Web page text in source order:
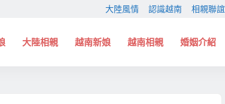
大陸風情 認識越南 相親聯誼
大陸相親 越南新娘 越南相親 婚姻介紹